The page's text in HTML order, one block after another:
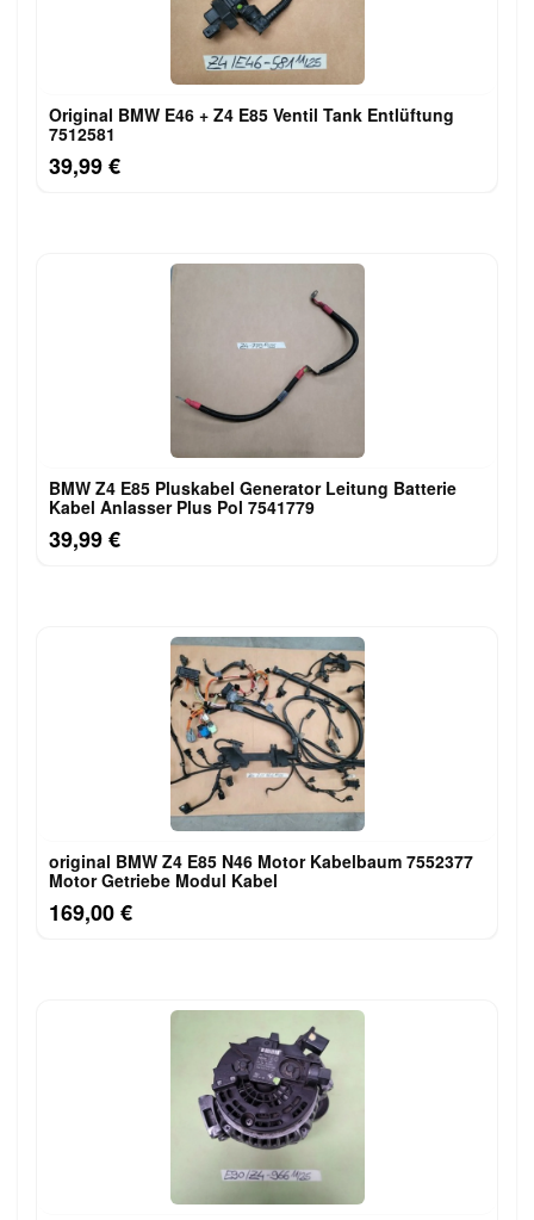
Original BMW E46 + Z4 E85 Ventil Tank Entlüftung
7512581
39,99 €
BMW Z4 E85 Pluskabel Generator Leitung Batterie
Kabel Anlasser Plus Pol 7541779
39,99 €
original BMW Z4 E85 N46 Motor Kabelbaum 7552377
Motor Getriebe Modul Kabel
169,00 €